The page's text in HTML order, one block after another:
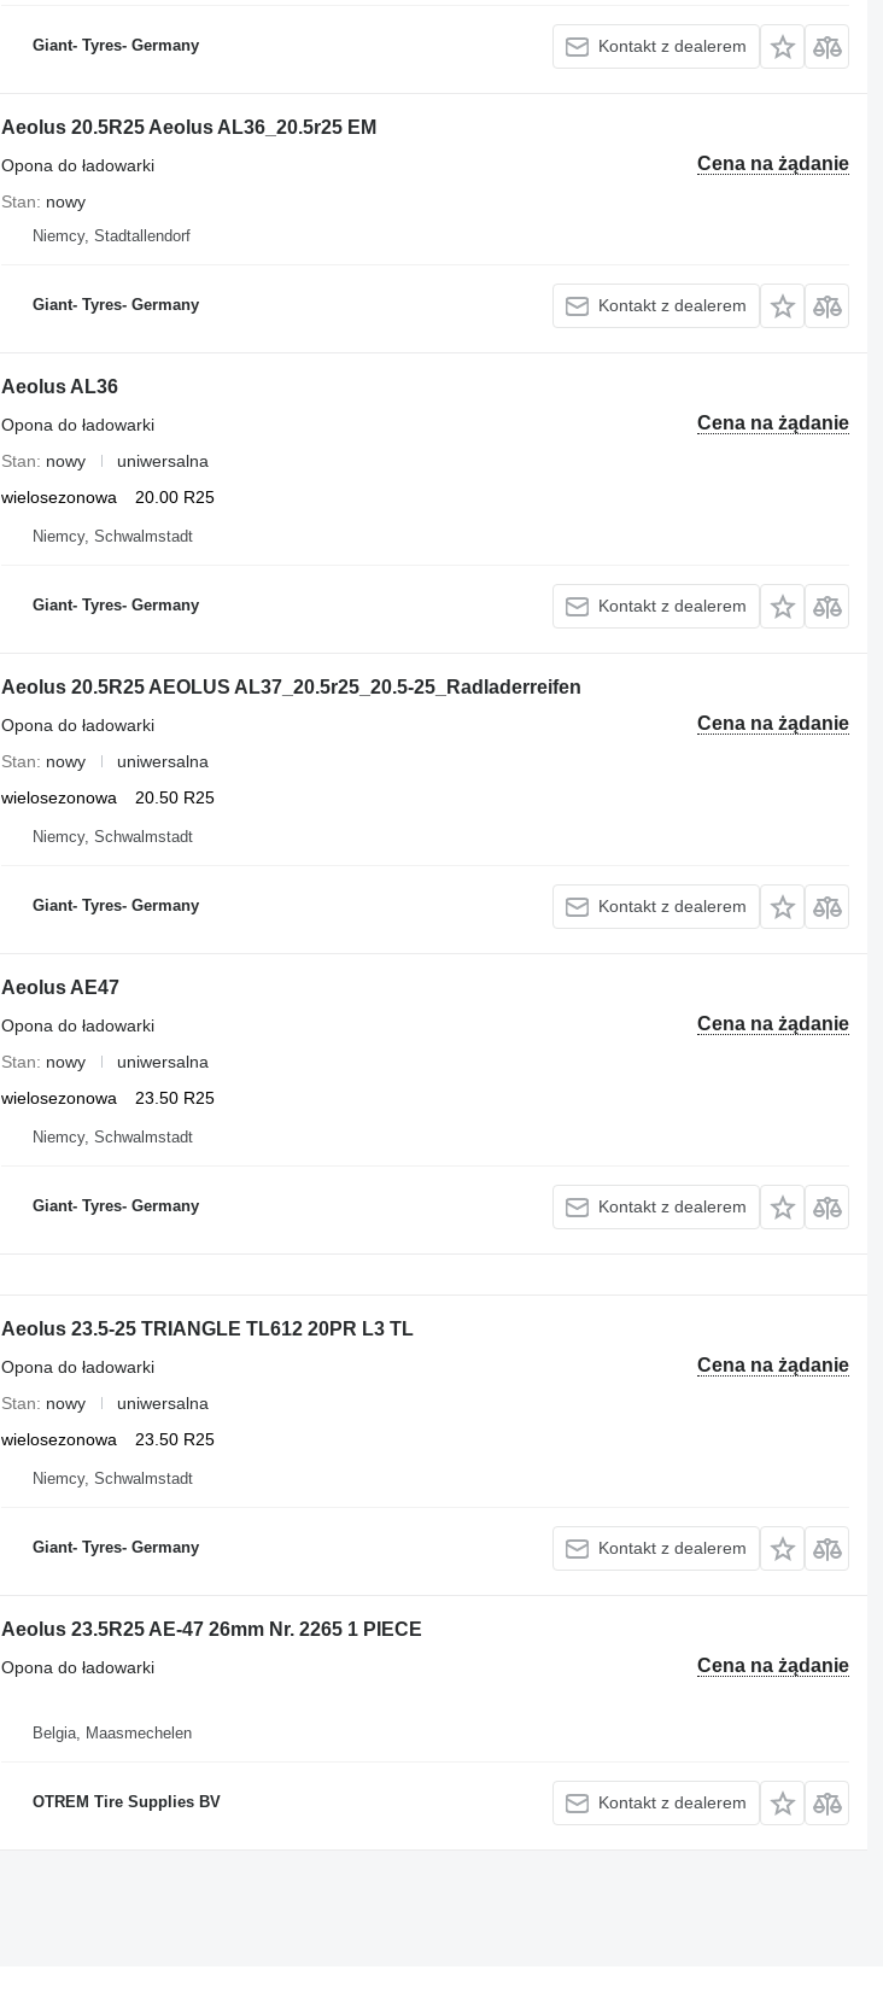
Giant- Tyres- Germany Kontakt z dealerem
Aeolus 20.5R25 Aeolus AL36_20.5r25 EM
Cena na żądanie
Opona do ładowarki
Stan
nowy
Niemcy, Stadtallendorf
Giant- Tyres- Germany Kontakt z dealerem
Aeolus AL36
Cena na żądanie
Opona do ładowarki
Stan
nowy
uniwersalna
wielosezonowa
20.00 R25
Niemcy, Schwalmstadt
Giant- Tyres- Germany Kontakt z dealerem
Aeolus 20.5R25 AEOLUS AL37_20.5r25_20.5-25_Radladerreifen
Cena na żądanie
Opona do ładowarki
Stan
nowy
uniwersalna
wielosezonowa
20.50 R25
Niemcy, Schwalmstadt
Giant- Tyres- Germany Kontakt z dealerem
Aeolus AE47
Cena na żądanie
Opona do ładowarki
Stan
nowy
uniwersalna
wielosezonowa
23.50 R25
Niemcy, Schwalmstadt
Giant- Tyres- Germany Kontakt z dealerem
Aeolus 23.5-25 TRIANGLE TL612 20PR L3 TL
Cena na żądanie
Opona do ładowarki
Stan
nowy
uniwersalna
wielosezonowa
23.50 R25
Niemcy, Schwalmstadt
Giant- Tyres- Germany Kontakt z dealerem
Aeolus 23.5R25 AE-47 26mm Nr. 2265 1 PIECE
Cena na żądanie
Opona do ładowarki
Belgia, Maasmechelen
OTREM Tire Supplies BV Kontakt z dealerem